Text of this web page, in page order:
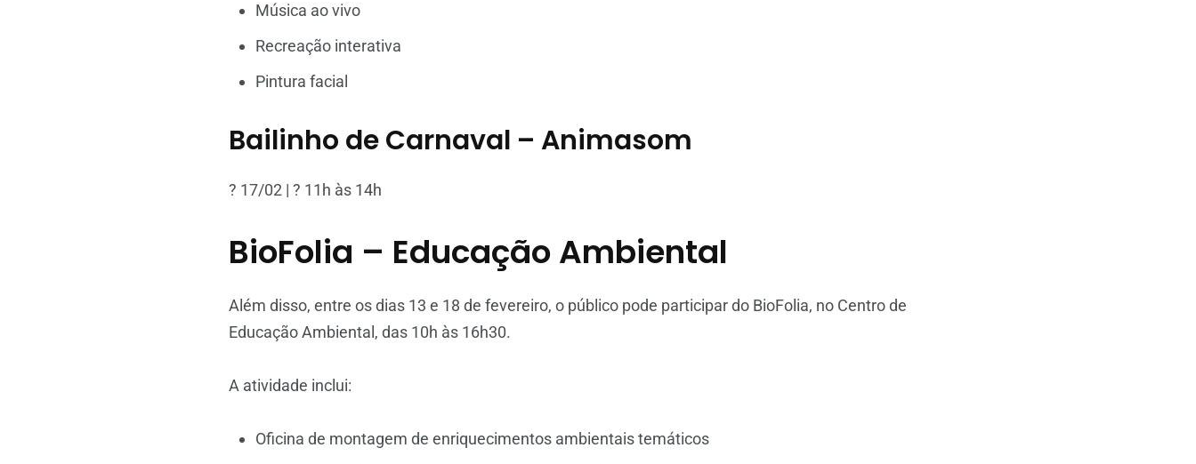
Música ao vivo
Recreação interativa
Pintura facial
Bailinho de Carnaval – Animasom
? 17/02 | ? 11h às 14h
BioFolia – Educação Ambiental
Além disso, entre os dias 13 e 18 de fevereiro, o público pode participar do BioFolia, no Centro de
Educação Ambiental, das 10h às 16h30.
A atividade inclui:
Oficina de montagem de enriquecimentos ambientais temáticos